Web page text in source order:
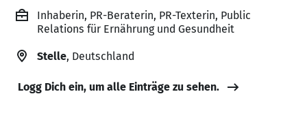
Inhaberin, PR-Beraterin, PR-Texterin, Public
Relations für Ernährung und Gesundheit
Stelle, Deutschland
Logg Dich ein, um alle Einträge zu sehen.